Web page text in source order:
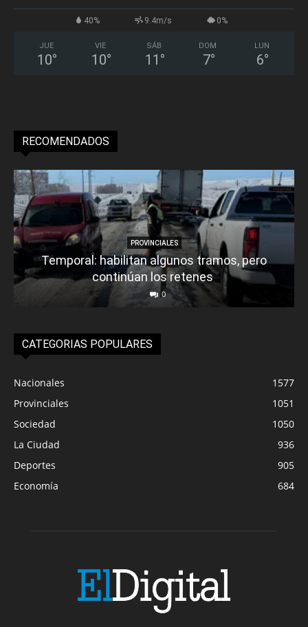
40% 9.4m/s 0%
JUE
10°
VIE
10°
SÁB
11 °
DOM
7°
LUN
6°
RECOMENDADOS
PROVINCIALES
Temporal: habilitan algunos tramos, pero
continúan los retenes
0
CATEGORIAS POPULARES
Nacionales
1577
Provinciales
1051
Sociedad
1050
La Ciudad
936
Deportes
905
Economía
684